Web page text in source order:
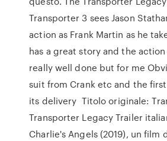
Transporter 3 sees Jason
action as Frank Martin as he
has a great story and the action
really well done but for me
suit from Crank etc and the
its delivery Titolo originale:
Transporter Legacy Trailer
Charlie's Angels (2019), un film